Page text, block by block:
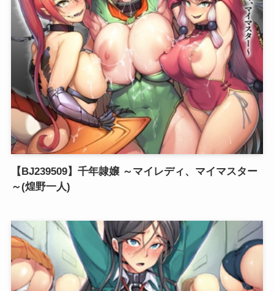
【BJ239509】千年隷嬢 ～マイレディ、マイマスター
～(煌野一人)